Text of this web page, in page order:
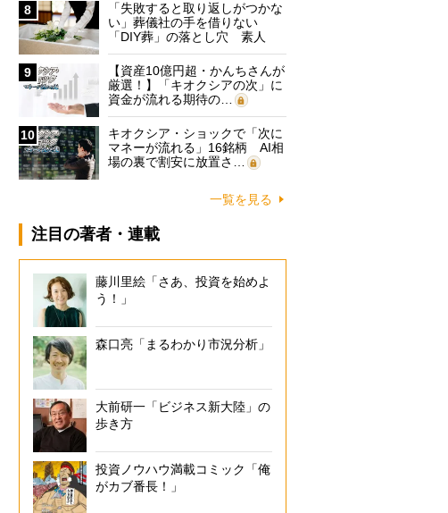
8
「失敗すると取り返しがつかな
い」葬儀社の手を借りない
「DIY葬」の落とし穴 素人
に…
9
【資産10億円超・かんちさんが
厳選！】「キオクシアの次」に
資金が流れる期待の…
10
キオクシア・ショックで「次に
マネーが流れる」16銘柄 AI相
場の裏で割安に放置さ…
一覧を見る
注目の著者・連載
藤川里絵「さあ、投資を始めよ
う！」
森口亮「まるわかり市況分析」
大前研一「ビジネス新大陸」の
歩き方
投資ノウハウ満載コミック「俺
がカブ番長！」